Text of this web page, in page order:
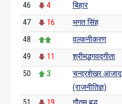
46
4 बिहार
47
16 भगत सिंह
48
वल्कनीकरण
49
11 श्रीमद्भगवद्गीता
50
3
चन्द्रशेखर आजाद
(राजनीतिज्ञ)